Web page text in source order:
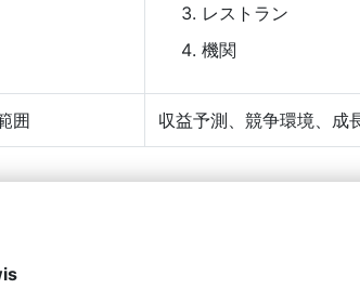
レストラン
機関
囲 収益予測、競争環境、成